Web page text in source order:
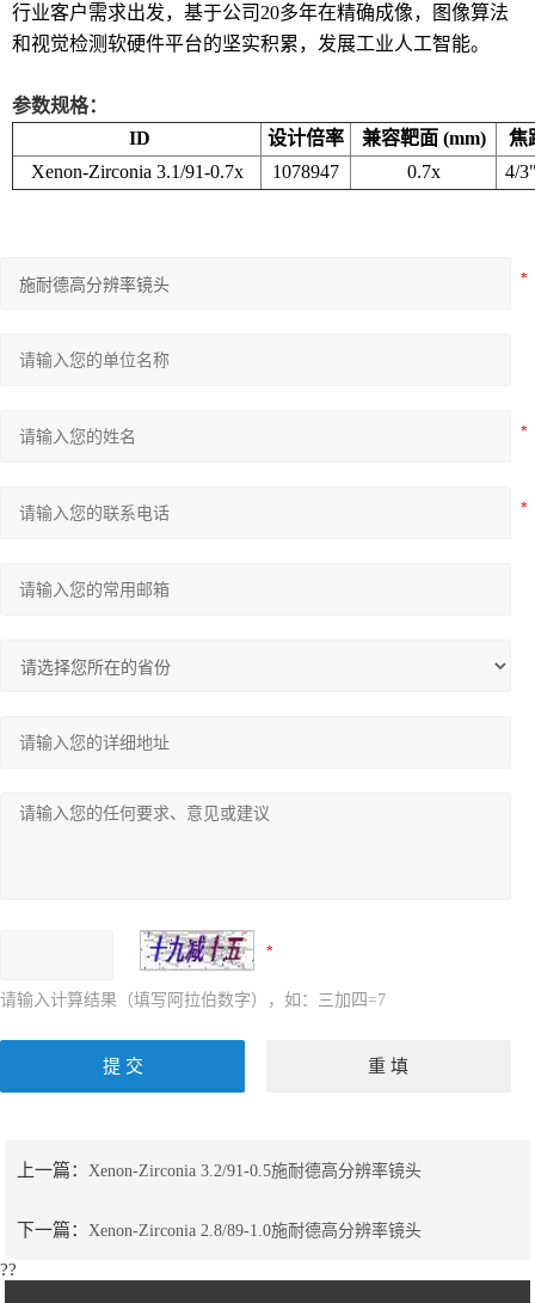
行业客户需求出发，基于公司20多年在精确成像，图像算法
和视觉检测软硬件平台的坚实积累，发展工业人工智能。
参数规格：
ID
设计倍率 兼容靶面 (mm)
焦
Xenon-Zirconia 3.1/91-0.7x
1078947 0.7x 4/
请输入计算结果（填写阿拉伯数字），如：三加四=7
上一篇： Xenon-Zirconia 3.2/91-0.5施耐德高分辨率镜头
下一篇： Xenon-Zirconia 2.8/89-1.0施耐德高分辨率镜头
??